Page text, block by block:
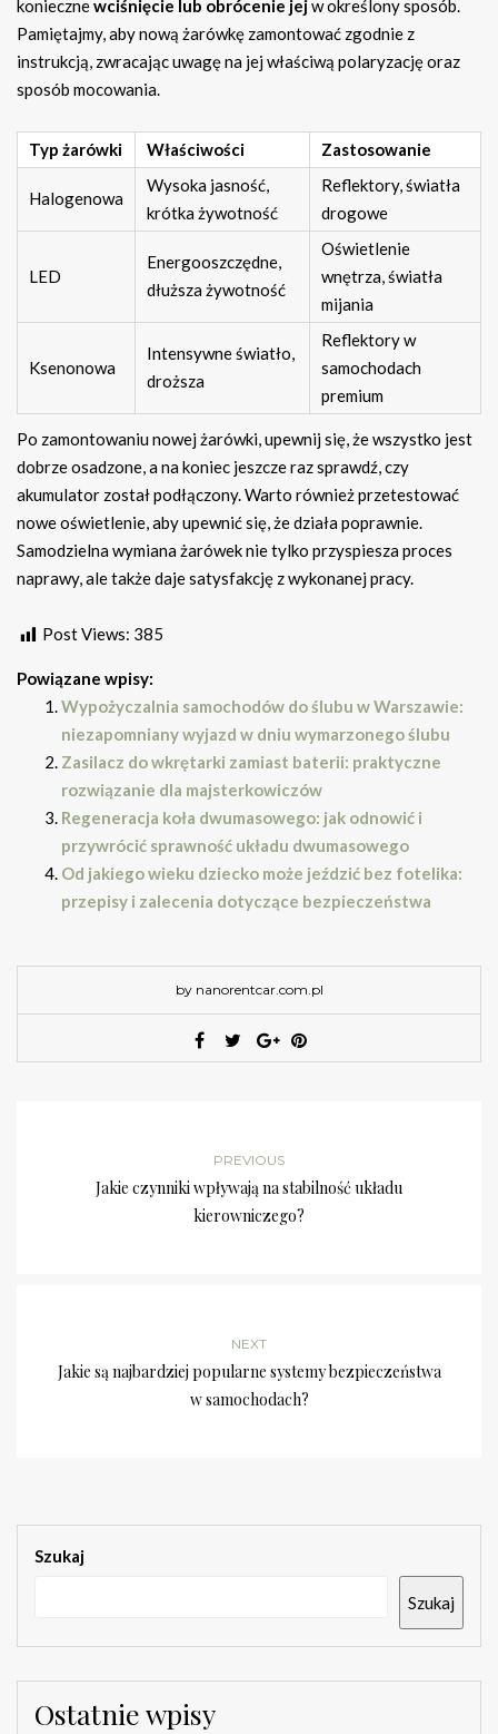
koniecznewciśnięcie lub obrócenie jejw określony sposób.
Pamiętajmy, aby nową żarówkę zamontować zgodnie z
instrukcją, zwracając uwagę na jej właściwą polaryzację oraz
sposób mocowania.
Typ żarówki Właściwości Zastosowanie
Halogenowa
Wysoka jasność,
krótka żywotność
Reflektory, światła
drogowe
LED
Energooszczędne,
dłuższa żywotność
Oświetlenie
wnętrza, światła
mijania
Ksenonowa
Intensywne światło,
droższa
Reflektory w
samochodach
premium
Po zamontowaniu nowej żarówki, upewnij się, że wszystko jest
dobrze osadzone, a na koniec jeszcze raz sprawdź, czy
akumulator został podłączony. Warto również przetestować
nowe oświetlenie, aby upewnić się, że działa poprawnie.
Samodzielna wymiana żarówek nie tylko przyspiesza proces
naprawy, ale także daje satysfakcję z wykonanej pracy.
Post Views: 385
Powiązane wpisy:
Wypożyczalnia samochodów do ślubu w Warszawie:
niezapomniany wyjazd w dniu wymarzonego ślubu
Zasilacz do wkrętarki zamiast baterii: praktyczne
rozwiązanie dla majsterkowiczów
Regeneracja koła dwumasowego: jak odnowić i
przywrócić sprawność układu dwumasowego
Od jakiego wieku dziecko może jeździć bez fotelika:
przepisy i zalecenia dotyczące bezpieczeństwa
by nanorentcar.com.pl
PREVIOUS
Jakie czynniki wpływają na stabilność układu
kierowniczego?
NEXT
Jakie są najbardziej popularne systemy bezpieczeństwa
w samochodach?
Szukaj
Szukaj
Ostatnie wpisy